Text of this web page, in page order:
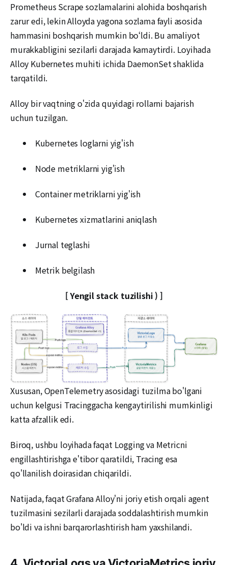
Prometheus Scrape sozlamalarini alohida boshqarish
zarur edi, lekin Alloyda yagona sozlama fayli asosida
hammasini boshqarish mumkin bo‘ldi. Bu amaliyot
murakkabligini sezilarli darajada kamaytirdi. Loyihada
Alloy Kubernetes muhiti ichida DaemonSet shaklida
tarqatildi.
Alloy bir vaqtning o'zida quyidagi rollarni bajarish
uchun tuzilgan.
Kubernetes loglarni yig'ish
Node metriklarni yig'ish
Container metriklarni yig'ish
Kubernetes xizmatlarini aniqlash
Jurnal teglashi
Metrik belgilash
[ Yengil stack tuzilishi ) ]
Xususan, OpenTelemetry asosidagi tuzilma bo'lgani
uchun kelgusi Tracinggacha kengaytirilishi mumkinligi
katta afzallik edi.
Biroq, ushbu loyihada faqat Logging va Metricni
engillashtirishga e'tibor qaratildi, Tracing esa
qo'llanilish doirasidan chiqarildi.
Natijada, faqat Grafana Alloy'ni joriy etish orqali agent
tuzilmasini sezilarli darajada soddalashtirish mumkin
bo'ldi va ishni barqarorlashtirish ham yaxshilandi.